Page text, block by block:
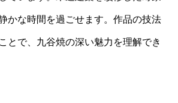
かな時間を過ごせます。作品の技法
とで、九谷焼の深い魅力を理解でき